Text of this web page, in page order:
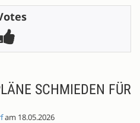
SCHMIEDEN FÜR
am 18.05.2026